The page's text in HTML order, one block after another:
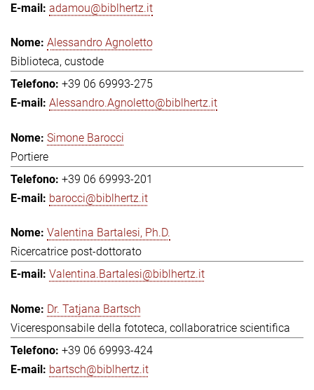
adamou@biblhertz.it
Alessandro Agnoletto
Biblioteca, custode
+39 06 69993-275
Alessandro.Agnoletto@biblhertz.it
Simone Barocci
Portiere
+39 06 69993-201
barocci@biblhertz.it
Valentina Bartalesi, Ph.D.
Ricercatrice post-dottorato
Valentina.Bartalesi@biblhertz.it
Dr. Tatjana Bartsch
Viceresponsabile della fototeca, collaboratrice scientifica
+39 06 69993-424
bartsch@biblhertz.it